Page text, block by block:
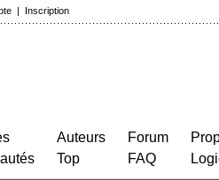
| Inscription
Auteurs
Top
Forum
FAQ